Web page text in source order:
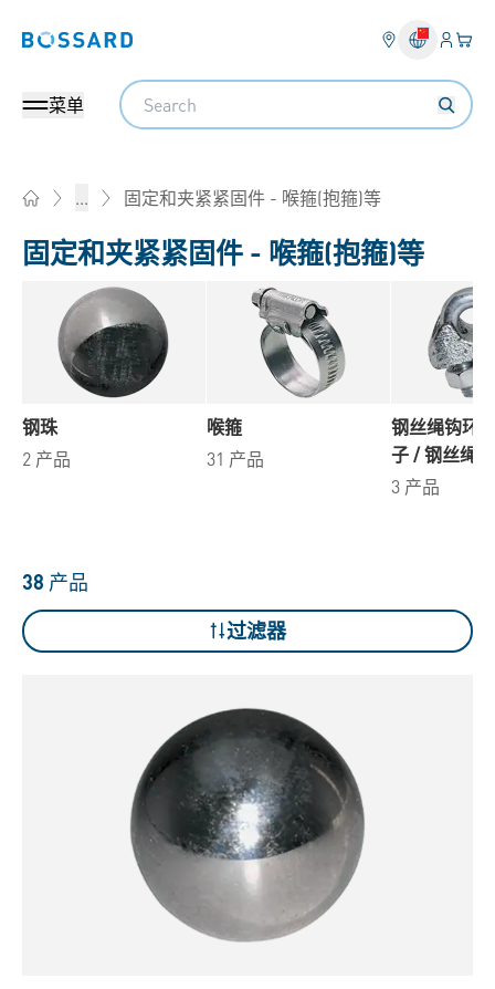
Bossard homepage 登入
您
菜单
Search
... 固定和夹紧紧固件 - 喉箍(抱箍)等
固定和夹紧紧固件 - 喉箍(抱箍)等
钢珠
2 产品
喉箍
31 产品
钢丝绳钩环
子 / 钢丝绳
3 产品
38 产品
过滤器